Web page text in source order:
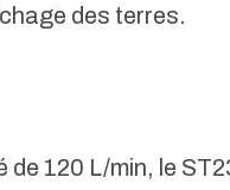
des terres.
de 120 L/min, le